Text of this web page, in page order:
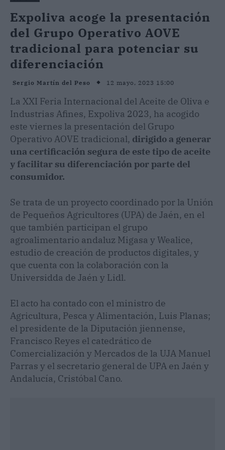
Expoliva acoge la presentación
del Grupo Operativo AOVE
tradicional para potenciar su
diferenciación
Sergio Martín del Peso 12 mayo, 2023 15:00
La XXI Feria Internacional del Aceite de Oliva e
Industrias Afines, Expoliva 2023, ha acogido
este viernes la presentación del Grupo
Operativo AOVE tradicional, dirigido a generar
una certificación segura de este tipo de aceite
y facilitar su diferenciación por parte del
consumidor.
Se trata de un proyecto coordinado por la Unión
de Pequeños Agricultores (UPA) de Jaén, en el
que también participan el grupo
agroalimentario andaluz Migasa y Wealice,
estudio de creación de productos digitales, y
que cuenta con la colaboración con la
Universidda de Jaén y Lidl.
El acto ha contado con el ministro de
Agricultura, Pesca y Alimentación, Luis Planas;
el presidente de la Diputación jiennense,
Francisco Reyes el catedrático de
Comercialización y Mercados de la UJA Manuel
Parras y el secretario general de UPA en Jaén y
Andalucía, Cristóbal Cano.